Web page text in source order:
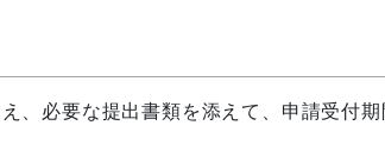
、必要な提出書類を添えて、申請受付期